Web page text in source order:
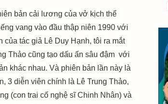
bản cải lương của vở kịch thể
vang vào đầu thập niên 1990 với
tác giả Lê Duy Hạnh, tôi ra mắt
Thảo cũng tạo dấu ấn sâu đậm với
khác nhau. Và phiên bản lần này là
3 diễn viên chính là Lê Trung Thảo,
(con trai cố nghệ sĩ Chinh Nhân) và